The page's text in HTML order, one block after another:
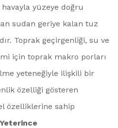
yüzeye doğru
sudan geriye kalan tuz
Toprak geçirgenliği, su ve
için toprak makro porları
yeteneğiyle ilişkili bir
özelliği gösteren
özelliklerine sahip
Yeterince